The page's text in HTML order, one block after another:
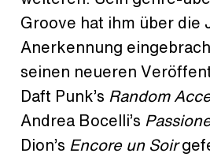
Groove hat ihm über die
Anerkennung
seinen neueren
Daft Punk’s Random
Andrea Bocelli’s
Dion’s Encore un Soir